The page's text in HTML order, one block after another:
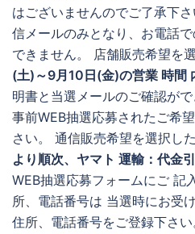
はございませんのでご了承下
信メールのみとなり、お電話
できません。 店舗販売希望を
(土)～9月10日(金)の営業 時間
明書と当選メールのご確認がで
事前WEB抽選応募されたご希
さい。 通信販売希望を選択し
より順次、ヤマト 運輸：代金
WEB抽選応募フォームにご 記
所、電話番号は 当選時にお受
住所、電話番号をご登録下さ